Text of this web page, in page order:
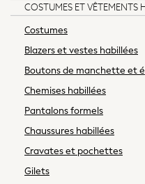
Multipacks
Jeans & a Nice Top
Linen Collection
Trending: Summer
Jorts & Bermuda
Summer Footwear
Festival
COSTUMES ET VÊTEMENTS
Costumes
Blazers et vestes habillées
Boutons de manchette et
Chemises habillées
Pantalons formels
Chaussures habillées
Cravates et pochettes
Gilets